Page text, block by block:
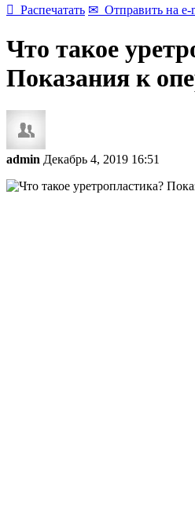
 Распечатать ✉ Отправить на e-
Что такое
Показания к
admin Декабрь 4, 2019 16:51